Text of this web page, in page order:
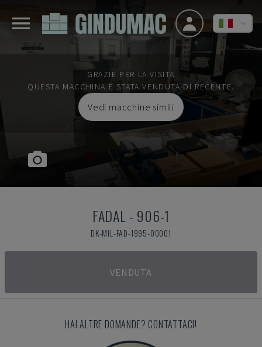
GRAZIE PER LA VISITA
QUESTA MACCHINA È STATA VENDUTA DI RECENTE.
Vedi macchine simili
FADAL - 906-1
DK-MIL-FAD-1995-00001
VENDUTA
HAI ALTRE DOMANDE? CONTATTACI!